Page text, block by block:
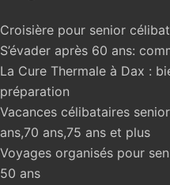
Croisière pour senior
S’évader après 60 ans:
La Cure Thermale à Dax :
préparation
Vacances célibataires
ans,70 ans,75 ans et plus
Voyages organisés pour
50 ans